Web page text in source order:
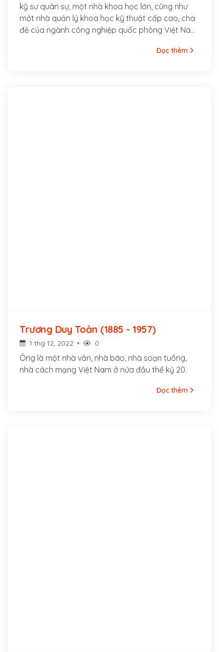
kỹ sư quân sự, một nhà khoa học lớn, cũng như
một nhà quản lý khoa học kỹ thuật cấp cao, cha
đẻ của ngành công nghiệp quốc phòng Việt Nam,
năm 1913 trong một gia đình nhà giáo nghèo tại
Đọc thêm
Trương Duy Toản (1885 - 1957)
1 thg 12, 2022 0
Ông là một nhà văn, nhà báo, nhà soạn tuồng,
nhà cách mạng Việt Nam ở nửa đầu thế kỷ 20.
Đọc thêm